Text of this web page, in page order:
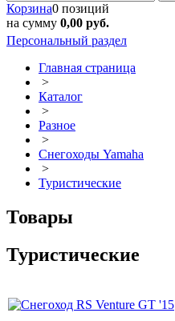
Корзина0 позиций
на сумму 0,00 руб.
Персональный раздел
Главная страница
>
Каталог
>
Разное
>
Снегоходы Yamaha
>
Туристические
Товары
Туристические